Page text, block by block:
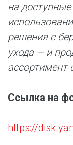
на
решения с
ухода — и
ассортимент
Ссылка на
https://